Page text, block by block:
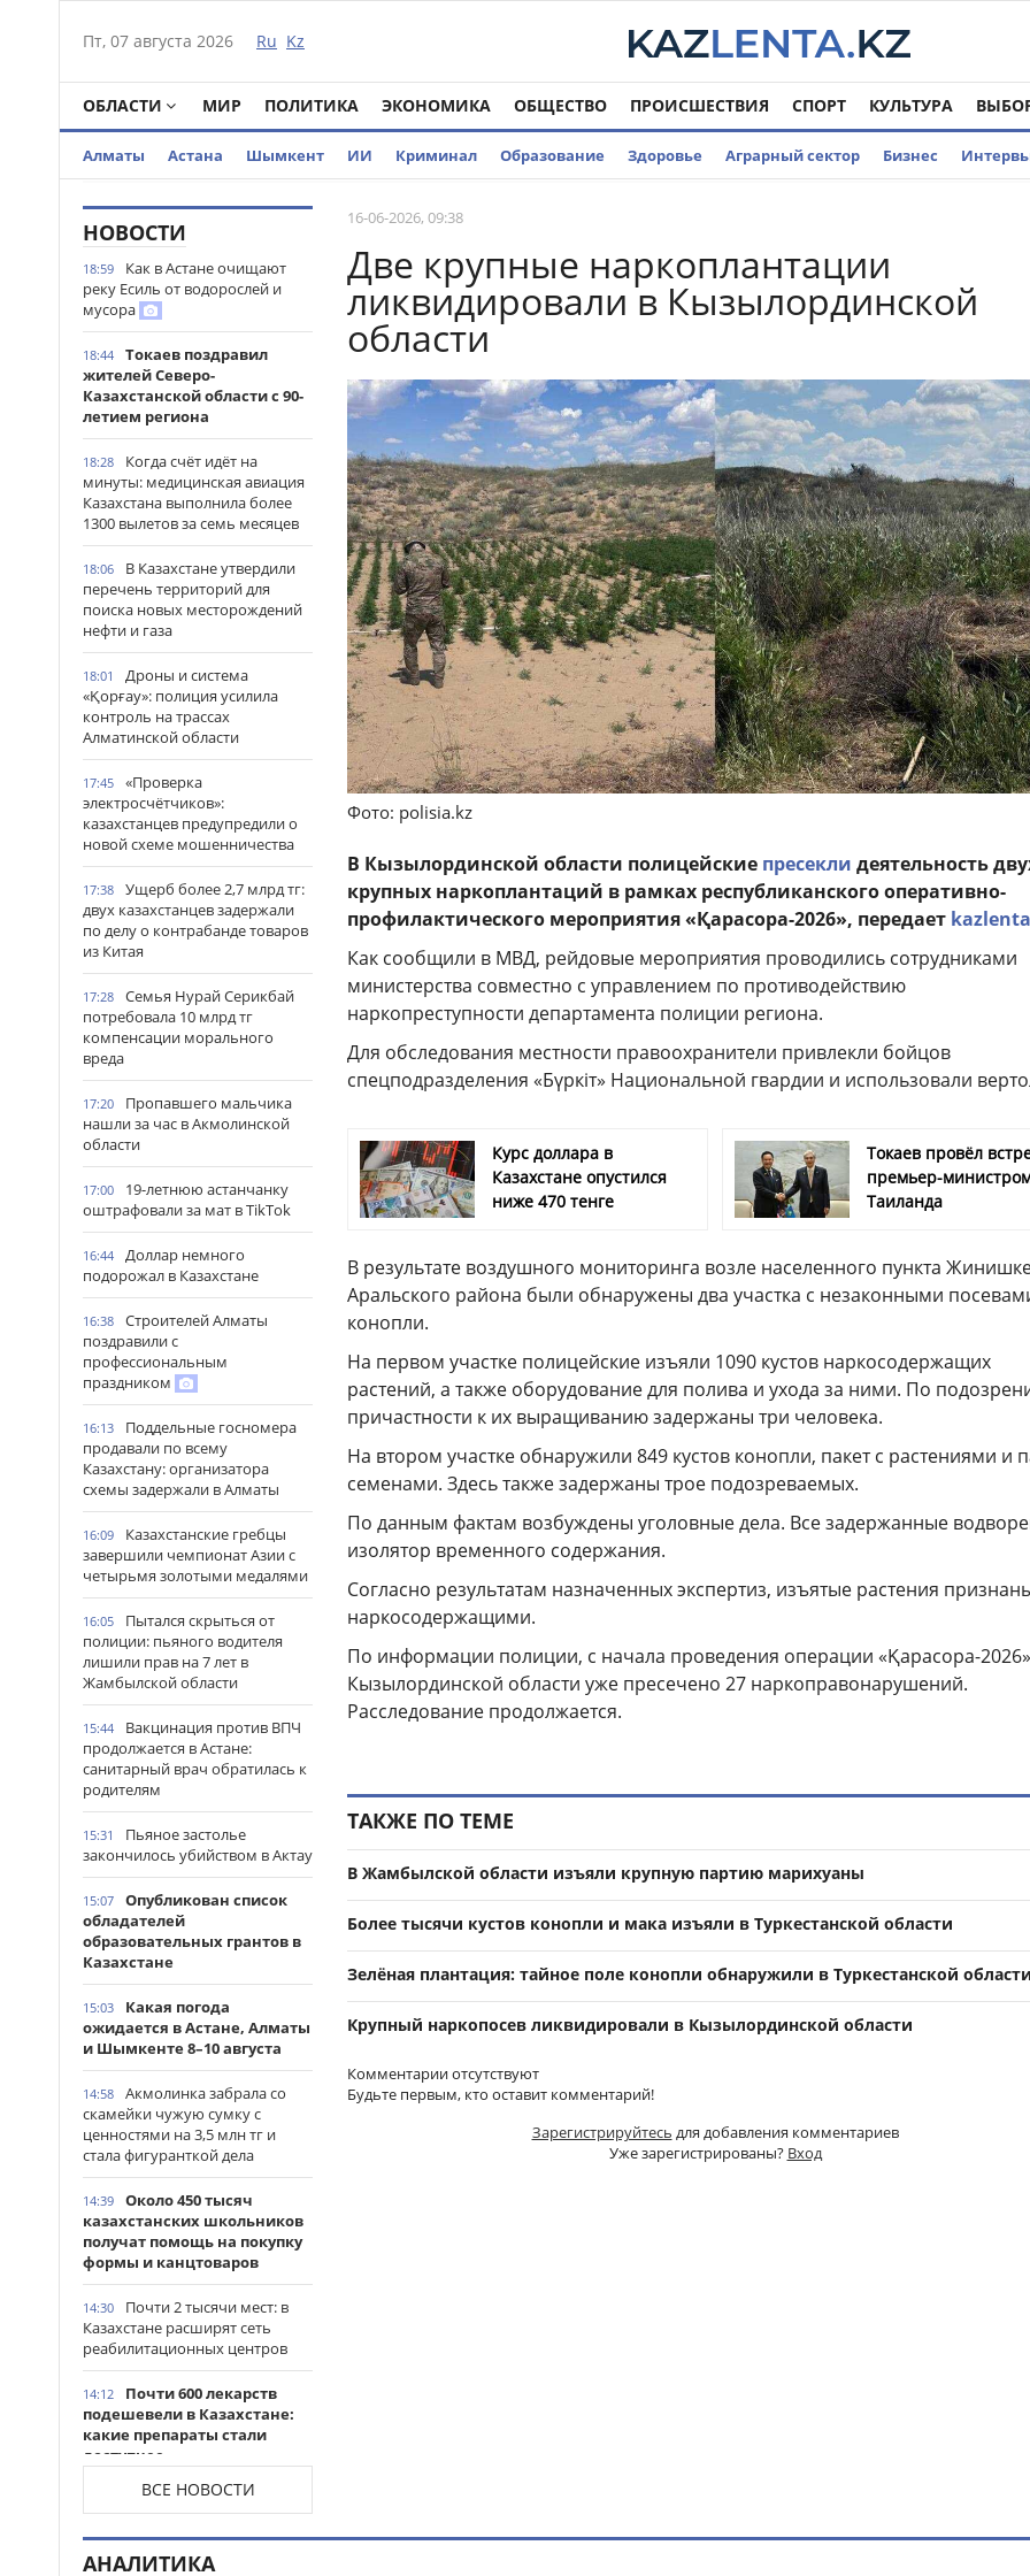
Пт, 07 августа 2026 Ru Kz
ОБЛАСТИ МИР ПОЛИТИКА ЭКОНОМИКА ОБЩЕСТВО ПРОИСШЕСТВИЯ СПОРТ КУЛЬТУРА
Алматы Астана Шымкент ИИ Криминал Образование Здоровье Аграрный сектор Бизнес
НОВОСТИ
18:59
Как в Астане очищают
реку Есиль от водорослей и
мусора
18:44
Токаев поздравил
жителей Северо-
Казахстанской области с 90-
летием региона
18:28
Когда счёт идёт на
минуты: медицинская авиация
Казахстана выполнила более
1300 вылетов за семь месяцев
18:06
В Казахстане утвердили
перечень территорий для
поиска новых месторождений
нефти и газа
18:01
Дроны и система
«Қорғау»: полиция усилила
контроль на трассах
Алматинской области
17:45
«Проверка
электросчётчиков»:
казахстанцев предупредили о
новой схеме мошенничества
17:38
Ущерб более 2,7 млрд тг:
двух казахстанцев задержали
по делу о контрабанде товаров
из Китая
17:28
Семья Нурай Серикбай
потребовала 10 млрд тг
компенсации морального
вреда
17:20
Пропавшего мальчика
нашли за час в Акмолинской
области
17:00
19-летнюю астанчанку
оштрафовали за мат в TikTok
16:44
Доллар немного
подорожал в Казахстане
16:38
Строителей Алматы
поздравили с
профессиональным
праздником
16:13
Поддельные госномера
продавали по всему
Казахстану: организатора
схемы задержали в Алматы
16:09
Казахстанские гребцы
завершили чемпионат Азии с
четырьмя золотыми медалями
16:05
Пытался скрыться от
полиции: пьяного водителя
лишили прав на 7 лет в
Жамбылской области
15:44
Вакцинация против ВПЧ
продолжается в Астане:
санитарный врач обратилась к
родителям
15:31
Пьяное застолье
закончилось убийством в Актау
15:07
Опубликован список
обладателей
образовательных грантов в
Казахстане
15:03
Какая погода
ожидается в Астане, Алматы
и Шымкенте 8–10 августа
14:58
Акмолинка забрала со
скамейки чужую сумку с
ценностями на 3,5 млн тг и
стала фигуранткой дела
14:39
Около 450 тысяч
казахстанских школьников
получат помощь на покупку
формы и канцтоваров
14:30
Почти 2 тысячи мест: в
Казахстане расширят сеть
реабилитационных центров
14:12
Почти 600 лекарств
подешевели в Казахстане:
какие препараты стали
доступнее
Казахстанские
таеквондисты завоевали
четыре медали на турнире в
Индонезии
ВСЕ НОВОСТИ
16-06-2026, 09:38
Две крупные наркоплантации
ликвидировали в Кызылординской
области
Фото: polisia.kz
В Кызылординской области полицейские пресекли деятельность
крупных наркоплантаций в рамках республиканского оперативно-
профилактического мероприятия «Қарасора-2026», передает
Как сообщили в МВД, рейдовые мероприятия проводились сотрудниками
министерства совместно с управлением по противодействию
наркопреступности департамента полиции региона.
Для обследования местности правоохранители привлекли бойцов
спецподразделения «Бүркіт» Национальной гвардии и использовали
Курс доллара в
Казахстане опустился
ниже 470 тенге
Токаев провёл
премьер-
Таиланда
В результате воздушного мониторинга возле населенного пункта
Аральского района были обнаружены два участка с незаконными
конопли.
На первом участке полицейские изъяли 1090 кустов наркосодержащих
растений, а также оборудование для полива и ухода за ними. По
причастности к их выращиванию задержаны три человека.
На втором участке обнаружили 849 кустов конопли, пакет с растениями и
семенами. Здесь также задержаны трое подозреваемых.
По данным фактам возбуждены уголовные дела. Все задержанные
изолятор временного содержания.
Согласно результатам назначенных экспертиз, изъятые растения
наркосодержащими.
По информации полиции, с начала проведения операции «Қарасора-
Кызылординской области уже пресечено 27 наркоправонарушений.
Расследование продолжается.
ТАКЖЕ ПО ТЕМЕ
В Жамбылской области изъяли крупную партию марихуаны
Более тысячи кустов конопли и мака изъяли в Туркестанской области
Зелёная плантация: тайное поле конопли обнаружили в Туркестанской области
Крупный наркопосев ликвидировали в Кызылординской области
Комментарии отсутствуют
Будьте первым, кто оставит комментарий!
Зарегистрируйтесь для добавления комментариев
Уже зарегистрированы? Вход
АНАЛИТИКА